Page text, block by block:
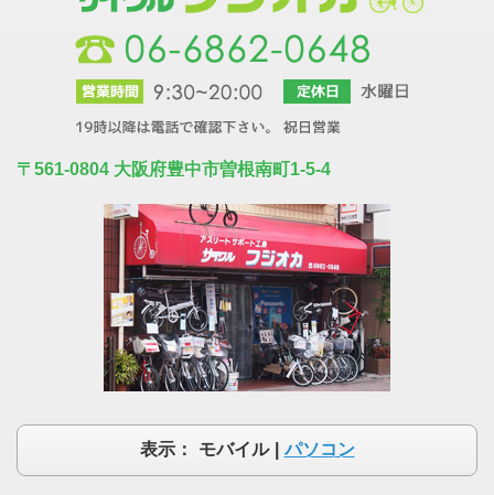
〒561-0804 大阪府豊中市曽根南町1-5-4
表示： モバイル パソコン